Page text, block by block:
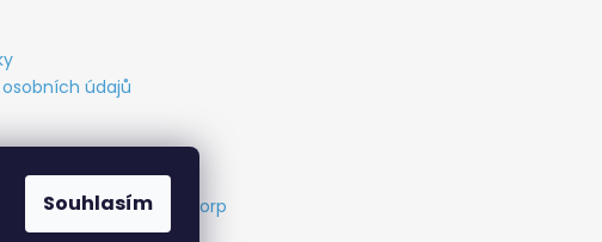
Souhlasím
údajů
O nás Vytvořil Cabakorp